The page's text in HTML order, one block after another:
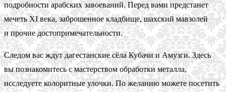
подробности арабских завоеваний. Перед вами предстанет
мечеть XI века, заброшенное кладбище, шахский мавзолей
и прочие достопримечательности.
Следом вас ждут дагестанские сёла Кубачи и Амузги. Здесь
вы познакомитесь с мастерством обработки металла,
исследуете колоритные улочки. По желанию можете посетить